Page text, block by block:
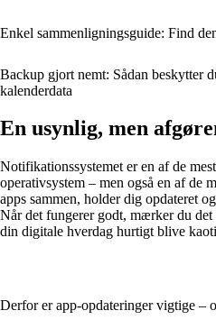
Enkel sammenligningsguide: Find
Backup gjort nemt: Sådan beskytter
kalenderdata
En usynlig, men
Notifikationssystemet er en af de
operativsystem – men også en af de
apps sammen, holder dig opdateret
Når det fungerer godt, mærker du
din digitale hverdag hurtigt blive
Derfor er app‑opdateringer vigtige –